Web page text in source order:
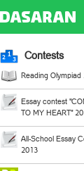
Contests
Reading Olympiad
Essay contest
TO MY HEART"
All-School Essay
2013